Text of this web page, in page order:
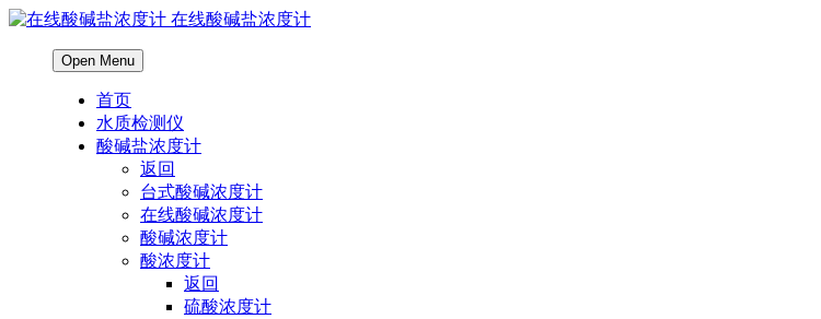
在线酸碱盐浓度计
Open Menu
首页
水质检测仪
酸碱盐浓度计
返回
台式酸碱浓度计
在线酸碱浓度计
酸碱浓度计
酸浓度计
返回
硫酸浓度计